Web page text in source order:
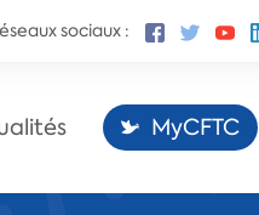
sociaux :
MyCFTC